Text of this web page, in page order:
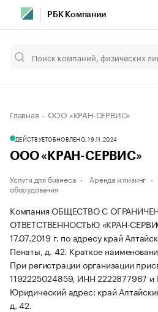
РБК Компании
Главная ООО «КРАН-СЕРВИС»
ДЕЙСТВУЕТОБНОВЛЕНО, 19.11.2024
ООО «КРАН-СЕРВИС»
Услуги для бизнеса Аренда и лизинг
оборудования
Компания ОБЩЕСТВО С
ОТВЕТСТВЕННОСТЬЮ «КРАН-
17.07.2019 г. по адресу край
Пенаты, д. 42. Краткое
При регистрации организации
1192225024859, ИНН 2222877967
Юридический адрес: край
д. 42.